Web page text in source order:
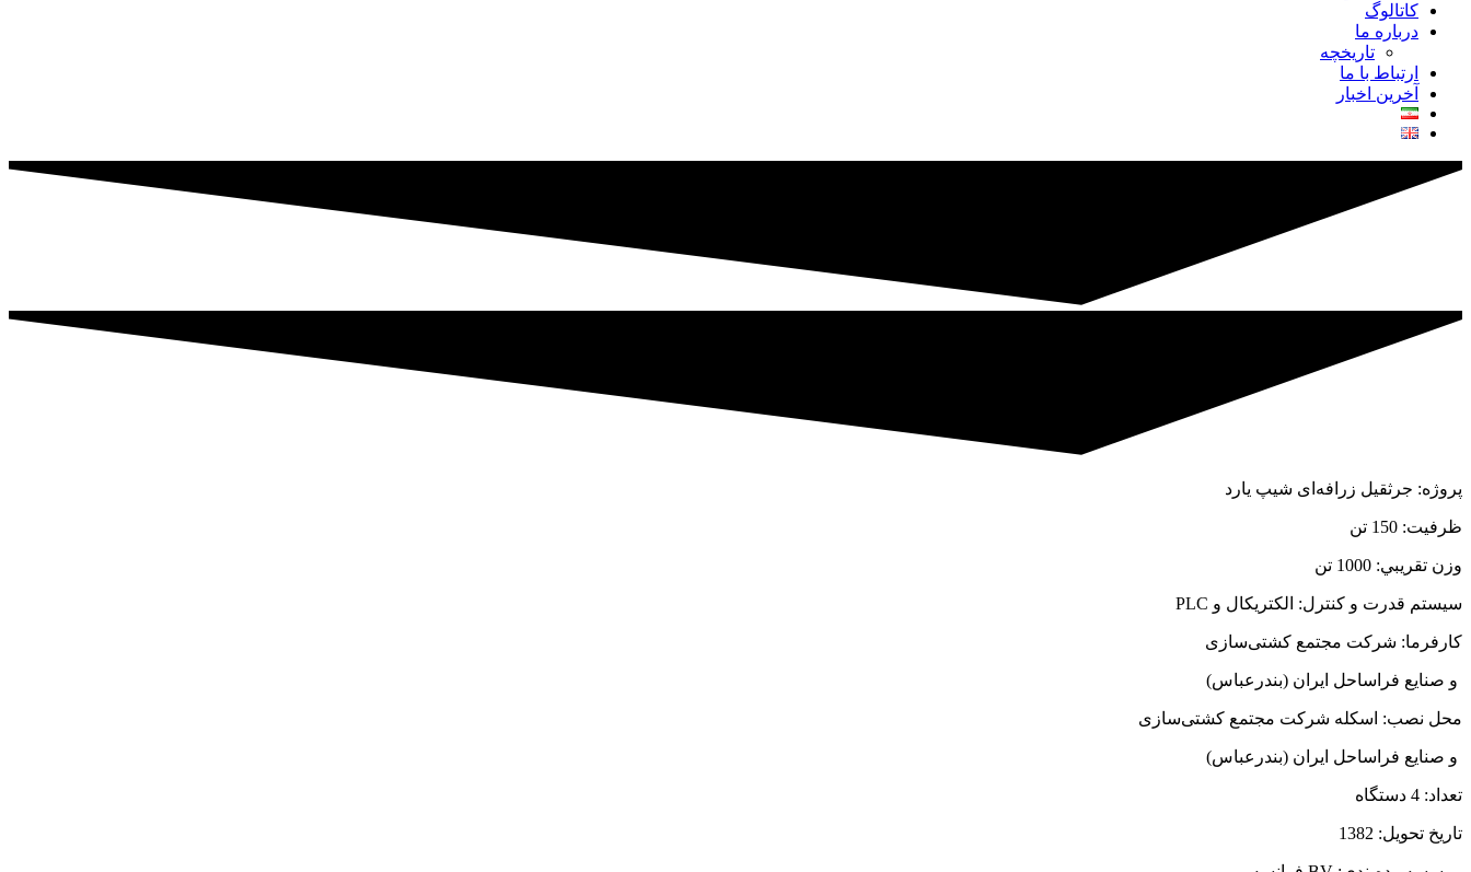
کاتالوگ
درباره ما
تاريخچه
ارتباط با ما
آخرین اخبار
پروژه: جرثقيل زرافه‌ای شيپ يارد
ظرفيت: 150 تن
وزن تقريبي: 1000 تن
سيستم قدرت و كنترل: الكتريكال و PLC
كارفرما: شركت مجتمع کشتی‌سازی
و صنايع فراساحل ايران (بندرعباس)
محل نصب: اسكله شركت مجتمع کشتی‌سازی
و صنايع فراساحل ايران (بندرعباس)
تعداد: 4 دستگاه
تاريخ تحويل: 1382